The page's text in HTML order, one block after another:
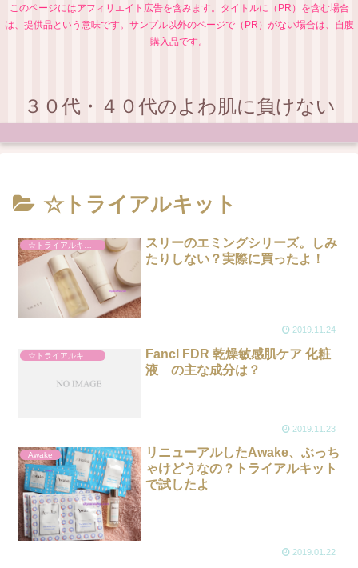
このページにはアフィリエイト広告を含みます。タイトルに（PR）を含む場合
は、提供品という意味です。サンプル以外のページで（PR）がない場合は、自腹
購入品です。
３０代・４０代のよわ肌に負けない
☆トライアルキット
スリーのエミングシリーズ。しみ
たりしない？実際に買ったよ！
2019.11.24
Fancl FDR 乾燥敏感肌ケア 化粧
液 の主な成分は？
2019.11.23
Awake
リニューアルしたAwake、ぶっち
ゃけどうなの？トライアルキット
で試したよ
2019.01.22